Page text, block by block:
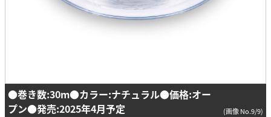
●巻き数:30m●カラー:ナチュラル●価格:オー
プン●発売:2025年4月予定
(画像 No.9/9)